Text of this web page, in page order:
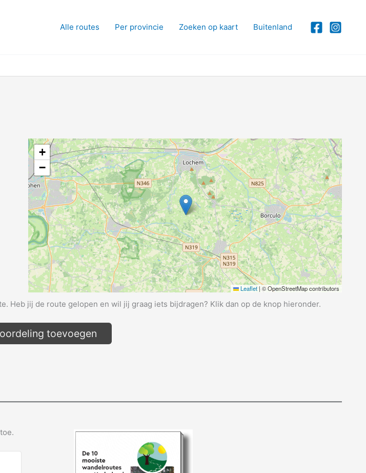
Alle routes Per provincie Zoeken op kaart Buitenland
+
−
Leaflet | © OpenStreetMap contributors
Heb jij de route gelopen en wil jij graag iets bijdragen? Klik dan op de knop hieronder.
toevoegen